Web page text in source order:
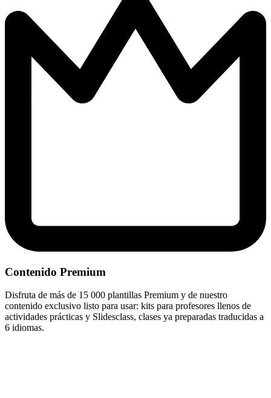
Contenido Premium
Disfruta de más de 15 000 plantillas Premium y de nuestro
contenido exclusivo listo para usar: kits para profesores llenos de
actividades prácticas y Slidesclass, clases ya preparadas traducidas a
6 idiomas.